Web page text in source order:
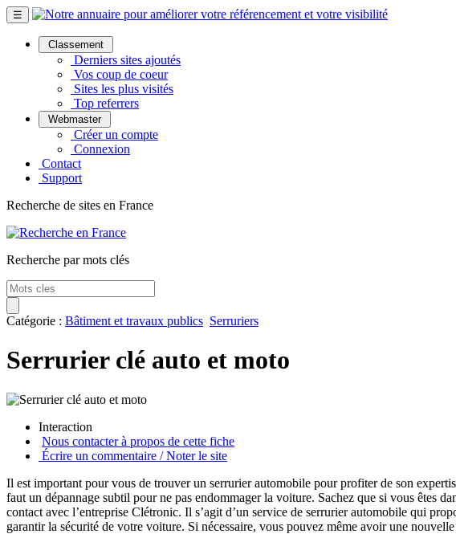
☰
Classement
Derniers sites ajoutés
Vos coup de coeur
Sites les plus visités
Top referrers
Webmaster
Créer un compte
Connexion
Contact
Support
Recherche de sites en France
Recherche par mots clés
Catégorie : Bâtiment et travaux publics Serruriers
Serrurier clé auto et moto
Interaction
Nous contacter à propos de cette fiche
Écrire un commentaire / Noter le site
Il est important pour vous de trouver un serrurier automobile pour profiter de son
faut un dépannage subtil pour ne pas endommager la voiture. Sachez que si vous êtes
contact avec l’entreprise Clétronic. Il s’agit d’un service de serrurier automobile qui
garantir la sécurité de votre voiture. Si nécessaire, vous pouvez même avoir une